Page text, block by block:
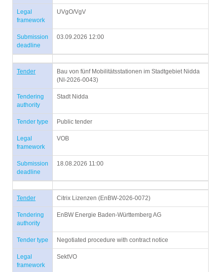
Legal
framework
UVgO/VgV
Submission
deadline
03.09.2026 12:00
Tender
Bau von fünf Mobilitätsstationen im Stadtgebiet Nidda
(NI-2026-0043)
Tendering
authority
Stadt Nidda
Tender type Public tender
Legal
framework
VOB
Submission
deadline
18.08.2026 11:00
Tender Citrix Lizenzen (EnBW-2026-0072)
Tendering
authority
EnBW Energie Baden-Württemberg AG
Tender type Negotiated procedure with contract notice
Legal
framework
SektVO